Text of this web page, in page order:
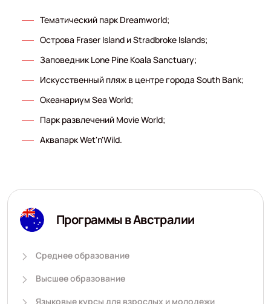
Тематический парк Dreamworld;
Острова Fraser Island и Stradbroke Islands;
Заповедник Lone Pine Koala Sanctuary;
Искусственный пляж в центре города South Bank;
Океанариум Sea World;
Парк развлечений Movie World;
Аквапарк Wet'n'Wild.
Программы в Австралии
Среднее образование
Высшее образование
Языковые курсы для взрослых и молодежи